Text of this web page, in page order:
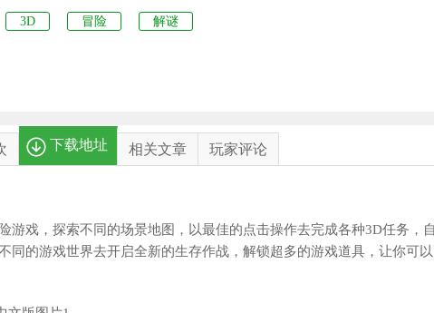
3D 冒险 解谜
下载地址 相关文章 玩家评论
游戏，探索不同的场景地图，以最佳的点击操作去完成各种3D任务，
同的游戏世界去开启全新的生存作战，解锁超多的游戏道具，让你可